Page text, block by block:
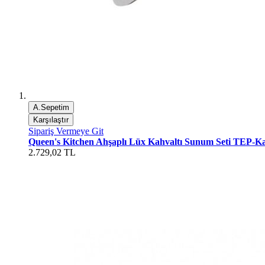
A.Sepetim
Karşılaştır
Sipariş Vermeye Git
Queen's Kitchen Ahşaplı Lüx Kahvaltı Sunum Seti TEP-
2.729,02 TL